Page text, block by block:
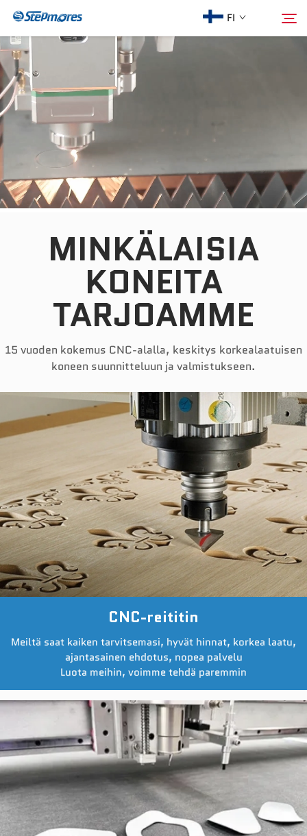
FI
Kotisivu
Meistä
Tuotteet
Opas
Ota yhteyttä
MINKÄLAISIA
KONEITA
TARJOAMME
15 vuoden kokemus CNC-alalla, keskitys korkealaatuisen
koneen suunnitteluun ja valmistukseen.
CNC-reititin
Meiltä saat kaiken tarvitsemasi, hyvät hinnat, korkea laatu,
ajantasainen ehdotus, nopea palvelu
Luota meihin, voimme tehdä paremmin